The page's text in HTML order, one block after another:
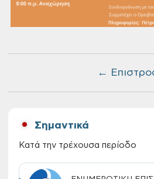
←
Σημαντικά
Κατά την τρέχουσα περίοδο